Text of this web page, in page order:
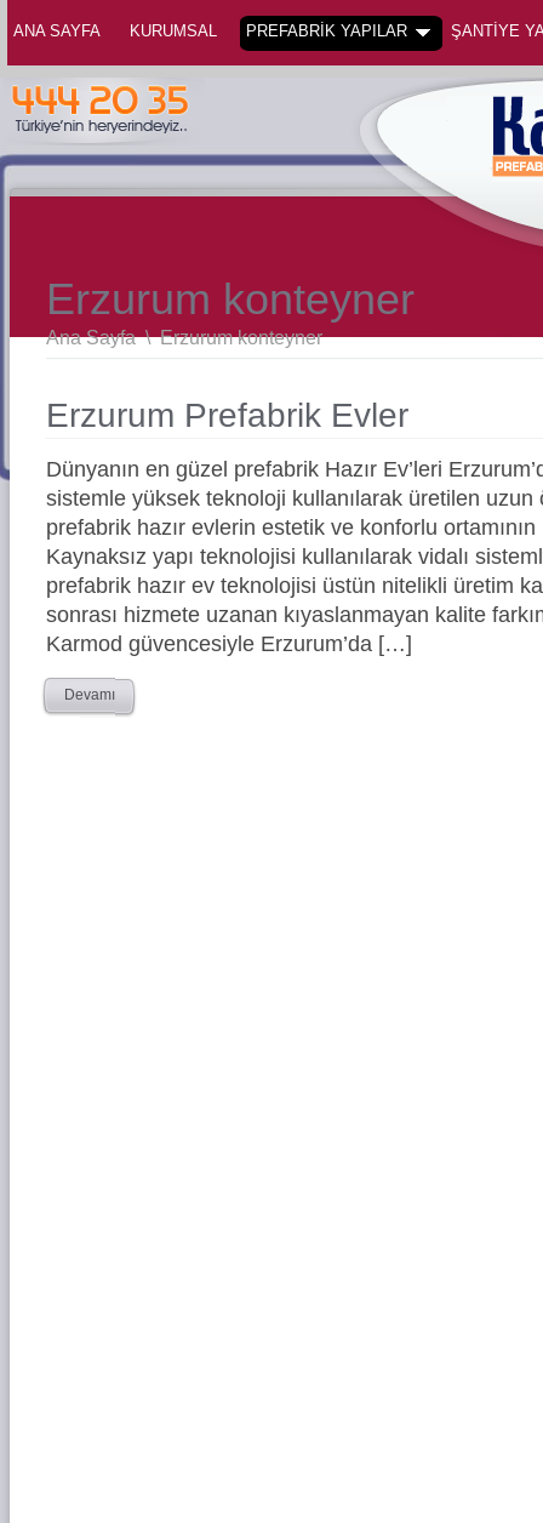
ANA SAYFA KURUMSAL PREFABRİK YAPILAR ŞANTİYE
Erzurum konteyner
Ana Sayfa \Erzurum konteyner
Erzurum Prefabrik Evler
Dünyanın en güzel prefabrik Hazır Ev’leri
sistemle yüksek teknoloji kullanılarak üretilen
prefabrik hazır evlerin estetik ve konforlu ortamının
Kaynaksız yapı teknolojisi kullanılarak vidalı
prefabrik hazır ev teknolojisi üstün nitelikli üretim
sonrası hizmete uzanan kıyaslanmayan kalite
Karmod güvencesiyle Erzurum’da […]
Devamı